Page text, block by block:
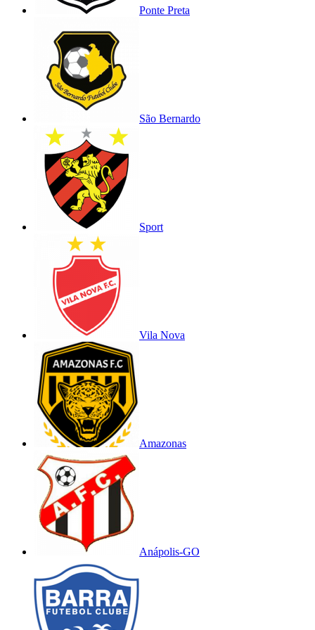
Ponte Preta
São Bernardo
Sport
Vila Nova
Amazonas
Anápolis-GO